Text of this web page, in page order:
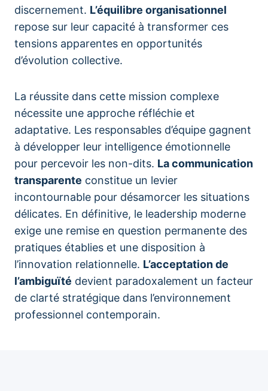
discernement. L’équilibre organisationnel
repose sur leur capacité à transformer ces
tensions apparentes en opportunités
d’évolution collective.
La réussite dans cette mission complexe
nécessite une approche réfléchie et
adaptative. Les responsables d’équipe gagnent
à développer leur intelligence émotionnelle
pour percevoir les non-dits. La communication
transparente constitue un levier
incontournable pour désamorcer les situations
délicates. En définitive, le leadership moderne
exige une remise en question permanente des
pratiques établies et une disposition à
l’innovation relationnelle. L’acceptation de
l’ambiguïté devient paradoxalement un facteur
de clarté stratégique dans l’environnement
professionnel contemporain.